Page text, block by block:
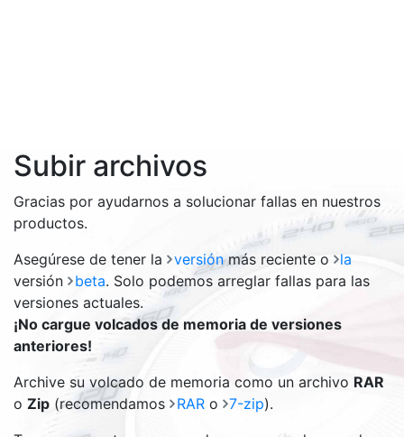
Subir archivos
Gracias por ayudarnos a solucionar fallas en nuestros
productos.
Asegúrese de tener la
versiónmás reciente o
la
versión
beta. Solo podemos arreglar fallas para las
versiones actuales.
¡No cargue volcados de memoria de versiones
anteriores!
Archive su volcado de memoria como un archivo RAR
o Zip (recomendamos RARo 7-zip).